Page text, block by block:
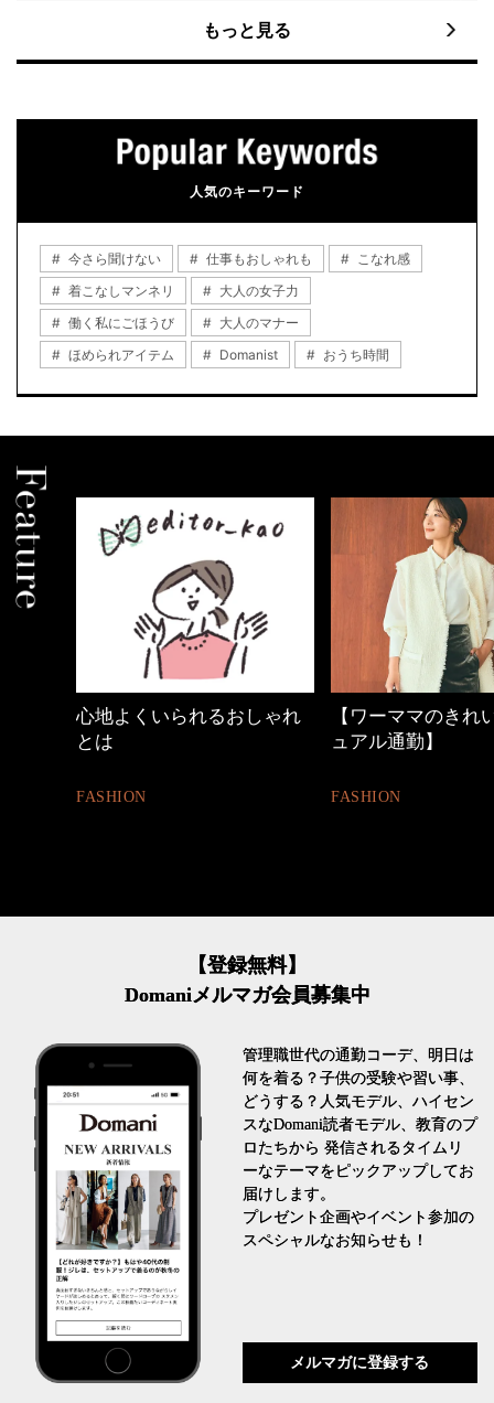
もっと見る
人気のキーワード
今さら聞けない 仕事もおしゃれも
こなれ感
着こなしマンネリ
大人の女子力
働く私にごほうび
大人のマナー
ほめられアイテム
Domanist おうち時間
心地よくいられるおしゃれ
とは
FASHION
【ワーママのきれ
ュアル通勤】
FASHION
【登録無料】
Domaniメルマガ会員募集中
管理職世代の通勤コーデ、明日は
何を着る？子供の受験や習い事、
どうする？人気モデル、ハイセン
スなDomani読者モデル、教育のプ
ロたちから 発信されるタイムリ
ーなテーマをピックアップしてお
届けします。
プレゼント企画やイベント参加の
スペシャルなお知らせも！
メルマガに登録する